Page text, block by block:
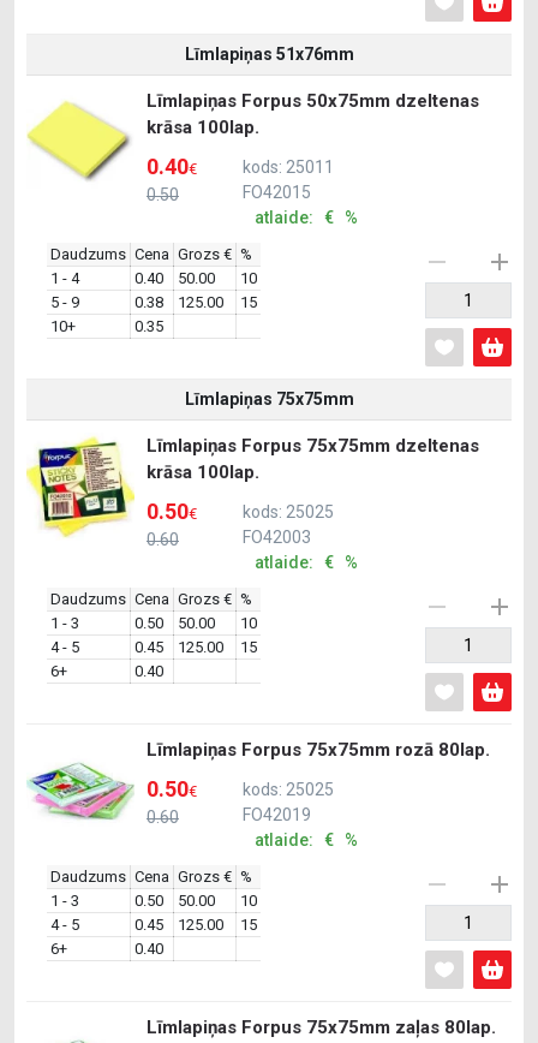
Līmlapiņas 51x76mm
Līmlapiņas Forpus 50x75mm dzeltenas
krāsa 100lap.
0.50
0.40€
kods: 25011
FO42015
atlaide: € %
Daudzums Cena Grozs € %
1 - 4
0.40 50.00
10
5 - 9
0.38 125.00
15
10+
0.35
Līmlapiņas 75x75mm
Līmlapiņas Forpus 75x75mm dzeltenas
krāsa 100lap.
0.60
0.50€
kods: 25025
FO42003
atlaide: € %
Daudzums Cena Grozs € %
1 - 3
0.50 50.00
10
4 - 5
0.45 125.00
15
6+
0.40
Līmlapiņas Forpus 75x75mm rozā 80lap.
0.60
0.50€
kods: 25025
FO42019
atlaide: € %
Daudzums Cena Grozs € %
1 - 3
0.50 50.00
10
4 - 5
0.45 125.00
15
6+
0.40
Līmlapiņas Forpus 75x75mm zaļas 80lap.